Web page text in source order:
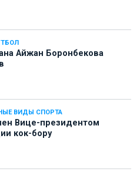
Айжан Боронбекова
ВИДЫ СПОРТА
Вице-президентом
кок-бору